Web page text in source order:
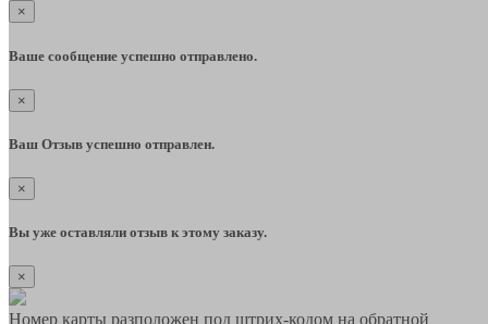
×
Ваше сообщение успешно отправлено.
×
Ваш Отзыв успешно отправлен.
×
Вы уже оставляли отзыв к этому заказу.
×
Номер карты разположен под штрих-кодом на обратной